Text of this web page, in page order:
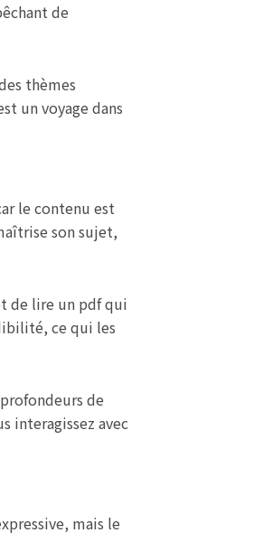
de
thèmes
un voyage dans
le contenu est
son sujet,
de lire un pdf qui
ce qui les
de
interagissez avec
mais le